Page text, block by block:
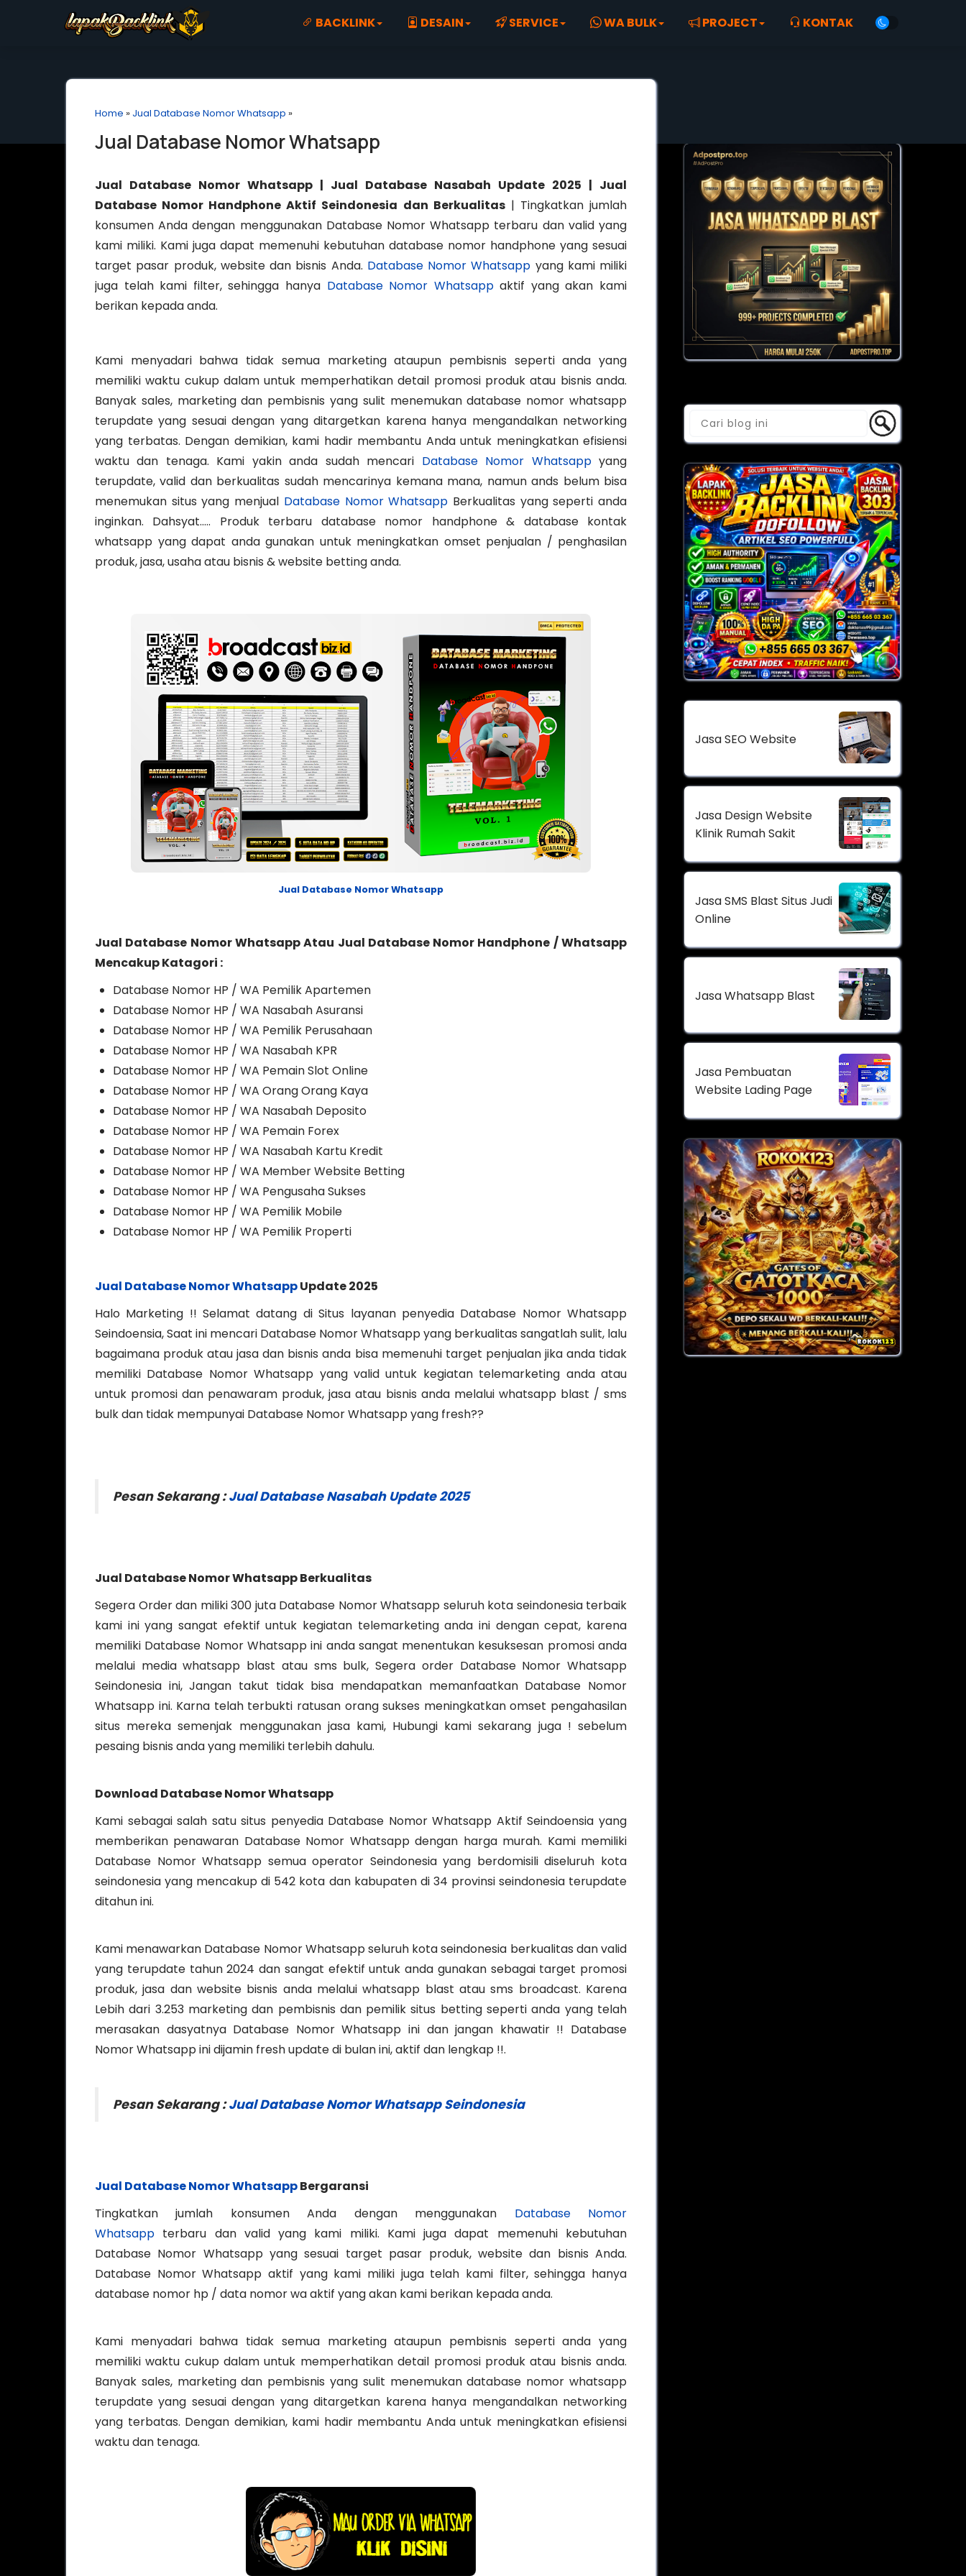
BACKLINK DESAIN SERVICE WA BULK PROJECT KONTAK
Home » Jual Database Nomor Whatsapp »
Jual Database Nomor Whatsapp
Jual Database Nomor Whatsapp | Jual Database Nasabah Update 2025 | Jual
Database Nomor Handphone Aktif Seindonesia dan Berkualitas| Tingkatkan jumlah
konsumen Anda dengan menggunakan Database Nomor Whatsapp terbaru dan valid yang
kami miliki. Kami juga dapat memenuhi kebutuhan database nomor handphone yang sesuai
target pasar produk, website dan bisnis Anda. Database Nomor Whatsapp yang kami miliki
juga telah kami filter, sehingga hanya Database Nomor Whatsappaktif yang akan kami
berikan kepada anda.
Kami menyadari bahwa tidak semua marketing ataupun pembisnis seperti anda yang
memiliki waktu cukup dalam untuk memperhatikan detail promosi produk atau bisnis anda.
Banyak sales, marketing dan pembisnis yang sulit menemukan database nomor whatsapp
terupdate yang sesuai dengan yang ditargetkan karena hanya mengandalkan networking
yang terbatas. Dengan demikian, kami hadir membantu Anda untuk meningkatkan efisiensi
waktu dan tenaga. Kami yakin anda sudah mencari Database Nomor Whatsappyang
terupdate, valid dan berkualitas sudah mencarinya kemana mana, namun ands belum bisa
menemukan situs yang menjual Database Nomor Whatsapp Berkualitas yang seperti anda
inginkan. Dahsyat..... Produk terbaru database nomor handphone & database kontak
whatsapp yang dapat anda gunakan untuk meningkatkan omset penjualan / penghasilan
produk, jasa, usaha atau bisnis & website betting anda.
Jual Database Nomor Whatsapp
Jual Database Nomor Whatsapp Atau Jual Database Nomor Handphone / Whatsapp
Mencakup Katagori :
Database Nomor HP / WA Pemilik Apartemen
Database Nomor HP / WA Nasabah Asuransi
Database Nomor HP / WA Pemilik Perusahaan
Database Nomor HP / WA Nasabah KPR
Database Nomor HP / WA Pemain Slot Online
Database Nomor HP / WA Orang Orang Kaya
Database Nomor HP / WA Nasabah Deposito
Database Nomor HP / WA Pemain Forex
Database Nomor HP / WA Nasabah Kartu Kredit
Database Nomor HP / WA Member Website Betting
Database Nomor HP / WA Pengusaha Sukses
Database Nomor HP / WA Pemilik Mobile
Database Nomor HP / WA Pemilik Properti
Jual Database Nomor WhatsappUpdate 2025
Halo Marketing !! Selamat datang di Situs layanan penyedia Database Nomor Whatsapp
Seindoensia, Saat ini mencari Database Nomor Whatsapp yang berkualitas sangatlah sulit, lalu
bagaimana produk atau jasa dan bisnis anda bisa memenuhi target penjualan jika anda tidak
memiliki Database Nomor Whatsapp yang valid untuk kegiatan telemarketing anda atau
untuk promosi dan penawaram produk, jasa atau bisnis anda melalui whatsapp blast / sms
bulk dan tidak mempunyai Database Nomor Whatsapp yang fresh??
Pesan Sekarang :Jual Database Nasabah Update 2025
Jual Database Nomor WhatsappBerkualitas
Segera Order dan miliki 300 juta Database Nomor Whatsapp seluruh kota seindonesia terbaik
kami ini yang sangat efektif untuk kegiatan telemarketing anda ini dengan cepat, karena
memiliki Database Nomor Whatsapp ini anda sangat menentukan kesuksesan promosi anda
melalui media whatsapp blast atau sms bulk, Segera order Database Nomor Whatsapp
Seindonesia ini, Jangan takut tidak bisa mendapatkan memanfaatkan Database Nomor
Whatsapp ini. Karna telah terbukti ratusan orang sukses meningkatkan omset pengahasilan
situs mereka semenjak menggunakan jasa kami, Hubungi kami sekarang juga ! sebelum
pesaing bisnis anda yang memiliki terlebih dahulu.
Download Database Nomor Whatsapp
Kami sebagai salah satu situs penyedia Database Nomor Whatsapp Aktif Seindoensia yang
memberikan penawaran Database Nomor Whatsapp dengan harga murah. Kami memiliki
Database Nomor Whatsapp semua operator Seindonesia yang berdomisili diseluruh kota
seindonesia yang mencakup di 542 kota dan kabupaten di 34 provinsi seindonesia terupdate
ditahun ini.
Kami menawarkan Database Nomor Whatsapp seluruh kota seindonesia berkualitas dan valid
yang terupdate tahun 2024 dan sangat efektif untuk anda gunakan sebagai target promosi
produk, jasa dan website bisnis anda melalui whatsapp blast atau sms broadcast. Karena
Lebih dari 3.253 marketing dan pembisnis dan pemilik situs betting seperti anda yang telah
merasakan dasyatnya Database Nomor Whatsapp ini dan jangan khawatir !! Database
Nomor Whatsapp ini dijamin fresh update di bulan ini, aktif dan lengkap !!.
Pesan Sekarang :Jual Database Nomor Whatsapp Seindonesia
Jual Database Nomor WhatsappBergaransi
Tingkatkan jumlah konsumen Anda dengan menggunakan Database Nomor
Whatsapp terbaru dan valid yang kami miliki. Kami juga dapat memenuhi kebutuhan
Database Nomor Whatsapp yang sesuai target pasar produk, website dan bisnis Anda.
Database Nomor Whatsapp aktif yang kami miliki juga telah kami filter, sehingga hanya
database nomor hp / data nomor wa aktif yang akan kami berikan kepada anda.
Kami menyadari bahwa tidak semua marketing ataupun pembisnis seperti anda yang
memiliki waktu cukup dalam untuk memperhatikan detail promosi produk atau bisnis anda.
Banyak sales, marketing dan pembisnis yang sulit menemukan database nomor whatsapp
terupdate yang sesuai dengan yang ditargetkan karena hanya mengandalkan networking
yang terbatas. Dengan demikian, kami hadir membantu Anda untuk meningkatkan efisiensi
waktu dan tenaga.
Jasa SEO Website
Jasa Design Website
Klinik Rumah Sakit
Jasa SMS Blast Situs Judi
Online
Jasa Whatsapp Blast
Jasa Pembuatan
Website Lading Page